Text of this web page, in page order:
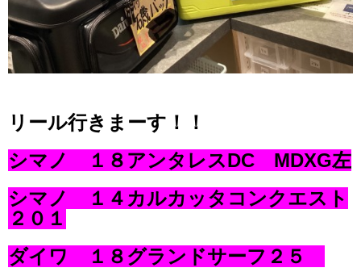
リール行きまーす！！
シマノ １８アンタレスDC MDXG左
シマノ １４カルカッタコンクエスト
２０１
ダイワ １８グランドサーフ２５